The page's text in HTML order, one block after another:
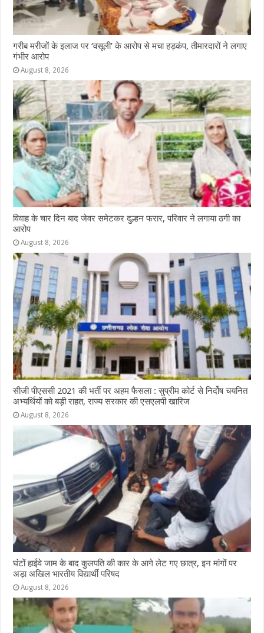
गरीब मरीजों के इलाज पर ‘वसूली’ के आरोप से मचा हड़कंप, तीमारदारों ने लगाए
गंभीर आरोप
August 8, 2026
विवाह के चार दिन बाद जेवर समेटकर दुल्हन फरार, परिवार ने लगाया ठगी का
आरोप
August 8, 2026
सीजी पीएससी 2021 की भर्ती पर अहम फैसला : सुप्रीम कोर्ट से निर्दोष चयनित
अभ्यर्थियों को बड़ी राहत, राज्य सरकार की एसएलपी खारिज
August 8, 2026
घंटों हाईवे जाम के बाद कुलपति की कार के आगे लेट गए छात्र, इन मांगों पर
अड़ा अखिल भारतीय विद्यार्थी परिषद
August 8, 2026